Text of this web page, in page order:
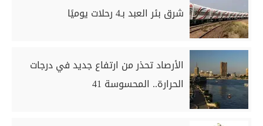
شرق بئر العبد بـ4 رحلات يوميًا
الأرصاد تحذر من ارتفاع جديد في درجات
الحرارة.. المحسوسة 41